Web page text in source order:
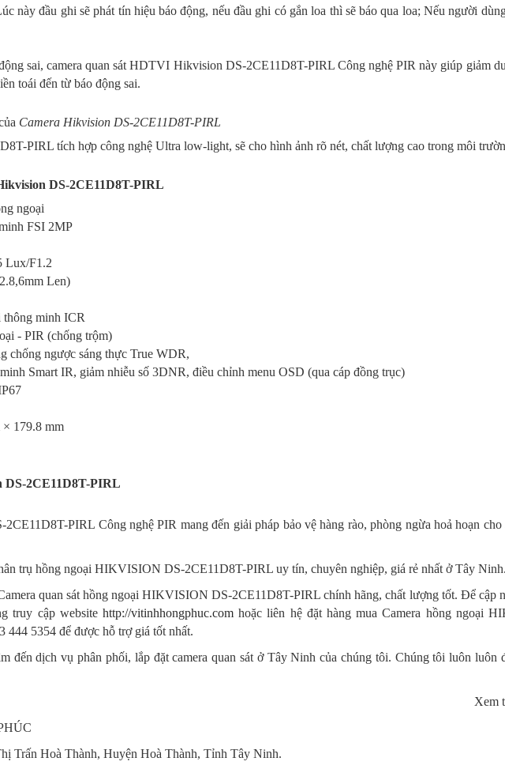
này đầu ghi sẽ phát tín hiệu báo động, nếu đầu ghi có gắn loa thì sẽ báo qua loa; Nếu người
sai, camera quan sát HDTVI Hikvision DS-2CE11D8T-PIRL Công nghệ PIR này giúp giảm
toái đến từ báo động sai.
Camera Hikvision DS-2CE11D8T-PIRL
PIRL tích hợp công nghệ Ultra low-light, sẽ cho hình ảnh rõ nét, chất lượng cao trong môi
DS-2CE11D8T-PIRL
ngoại
FSI 2MP
Lux/F1.2
Len)
thông minh ICR
- PIR (chống trộm)
chống ngược sáng thực True WDR,
Smart IR, giảm nhiễu số 3DNR, điều chỉnh menu OSD (qua cáp đồng trục)
179.8 mm
DS-2CE11D8T-PIRL
PIRL Công nghệ PIR mang đến giải pháp bảo vệ hàng rào, phòng ngừa hoả hoạn
trụ hồng ngoại HIKVISION DS-2CE11D8T-PIRL uy tín, chuyên nghiệp, giá rẻ nhất ở Tây Ninh.
quan sát hồng ngoại HIKVISION DS-2CE11D8T-PIRL chính hãng, chất lượng tốt. Để cập
truy cập website http://vitinhhongphuc.comhoặc liên hệ đặt hàng mua Camera hồng ngoại
5354 để được hỗ trợ giá tốt nhất.
đến dịch vụ phân phối, lắp đặt camera quan sát ở Tây Ninh của chúng tôi. Chúng tôi luôn luôn
Xem
Trấn Hoà Thành, Huyện Hoà Thành, Tỉnh Tây Ninh.